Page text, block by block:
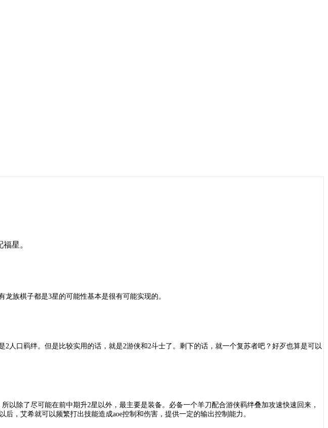
星。
龙族棋子都是3星的可能性基本是很有可能实现的。
人口羁绊。但是比较实用的话，就是2游侠和2斗士了。剩下的话，就一个复苏者吧？好歹也算是可以
以除了尽可能在前中期升2星以外，最主要是装备。必备一个羊刀配合游侠羁绊叠加攻速快速回来，
，艾希就可以频繁打出技能造成aoe控制和伤害，提供一定的输出控制能力。